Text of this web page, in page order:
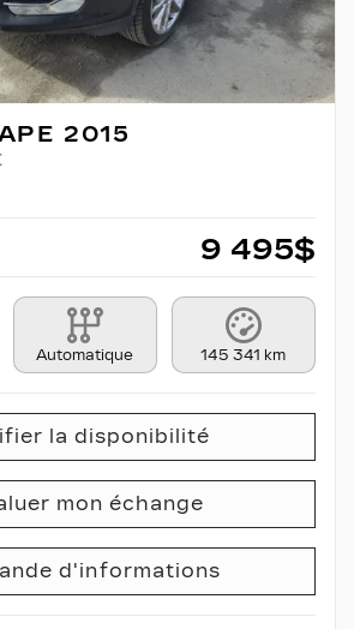
2015
9 495$
Automatique 145 341 km
la disponibilité
mon échange
d'informations